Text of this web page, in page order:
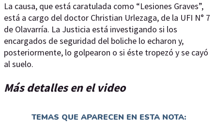
La causa, que está caratulada como “Lesiones Graves”,
está a cargo del doctor Christian Urlezaga, de la UFI N° 7
de Olavarría. La Justicia está investigando si los
encargados de seguridad del boliche lo echaron y,
posteriormente, lo golpearon o si éste tropezó y se cayó
al suelo.
Más detalles en el video
TEMAS QUE APARECEN EN ESTA NOTA: